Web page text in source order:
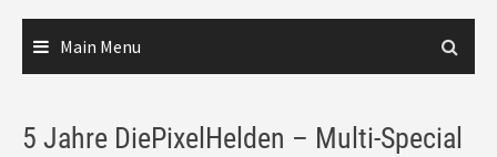
Main Menu
5 Jahre DiePixelHelden – Multi-Special